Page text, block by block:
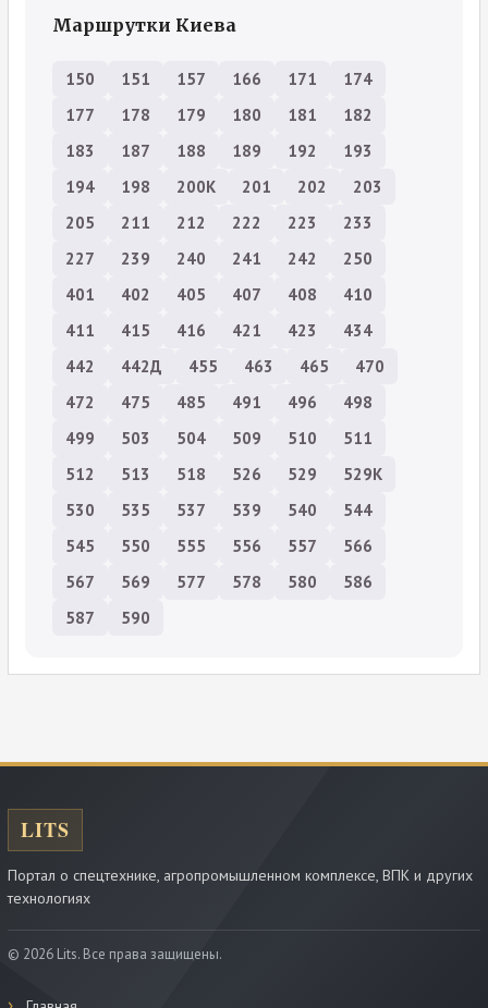
Маршрутки Киева
150 151 157 166 171
174
177
178 179 180 181
182
183
187 188 189 192
193
194
198 200К 201 202
203
205
211 212 222 223
233
227
239 240 241 242
250
401
402 405 407 408
410
411
415 416 421 423
434
442
442Д 455 463 465
470
472
475 485 491 496
498
499
503 504 509 510
511
512
513 518 526 529
529К
530
535 537 539 540
544
545
550 555 556 557
566
567
569 577 578 580
586
587
590
Портал о спецтехнике, агропромышленном комплексе, ВПК и других
технологиях
© 2026 Lits. Все права защищены.